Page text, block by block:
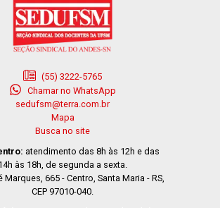
(55) 3222-5765
Chamar no WhatsApp
sedufsm@terra.com.br
Mapa
Busca no site
atendimento das 8h às 12h e das
às 18h, de segunda a sexta.
Marques, 665 - Centro, Santa Maria - RS,
CEP 97010-040.